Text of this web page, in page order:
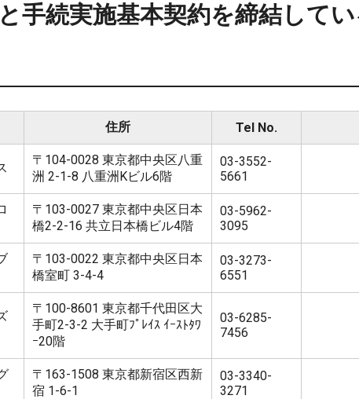
手続実施基本契約を締結して
住所 Tel No.
〒104-0028 東京都中央区八重
洲 2-1-8 八重洲Kビル6階
03-3552-
5661
〒103-0027 東京都中央区日本
橋2-2-16 共立日本橋ビル4階
03-5962-
3095
〒103-0022 東京都中央区日本
橋室町 3-4-4
03-3273-
6551
〒100-8601 東京都千代田区大
手町2-3-2 大手町ﾌﾟﾚｲｽ ｲｰｽﾄﾀﾜ
ｰ20階
03-6285-
7456
〒163-1508 東京都新宿区西新
宿 1-6-1
03-3340-
3271